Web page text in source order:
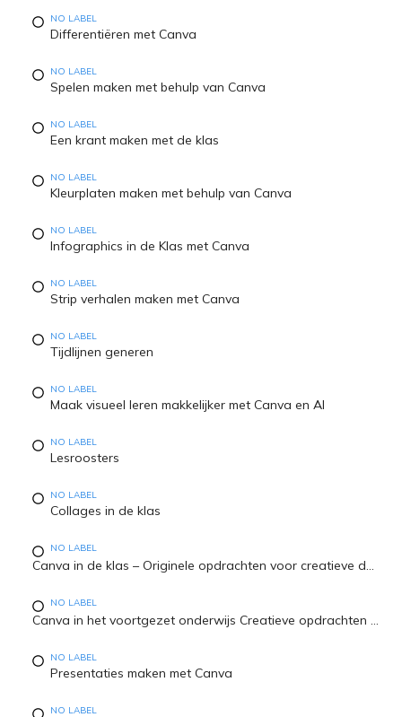
NO LABEL
Differentiëren met Canva
NO LABEL
Spelen maken met behulp van Canva
NO LABEL
Een krant maken met de klas
NO LABEL
Kleurplaten maken met behulp van Canva
NO LABEL
Infographics in de Klas met Canva
NO LABEL
Strip verhalen maken met Canva
NO LABEL
Tijdlijnen generen
NO LABEL
Maak visueel leren makkelijker met Canva en AI
NO LABEL
Lesroosters
NO LABEL
Collages in de klas
NO LABEL
Canva in de klas – Originele opdrachten voor creatieve denkers in het primair onderwijs
NO LABEL
Canva in het voortgezet onderwijs Creatieve opdrachten voor visueel leren & 21e-eeuwse vaardigheden
NO LABEL
Presentaties maken met Canva
NO LABEL